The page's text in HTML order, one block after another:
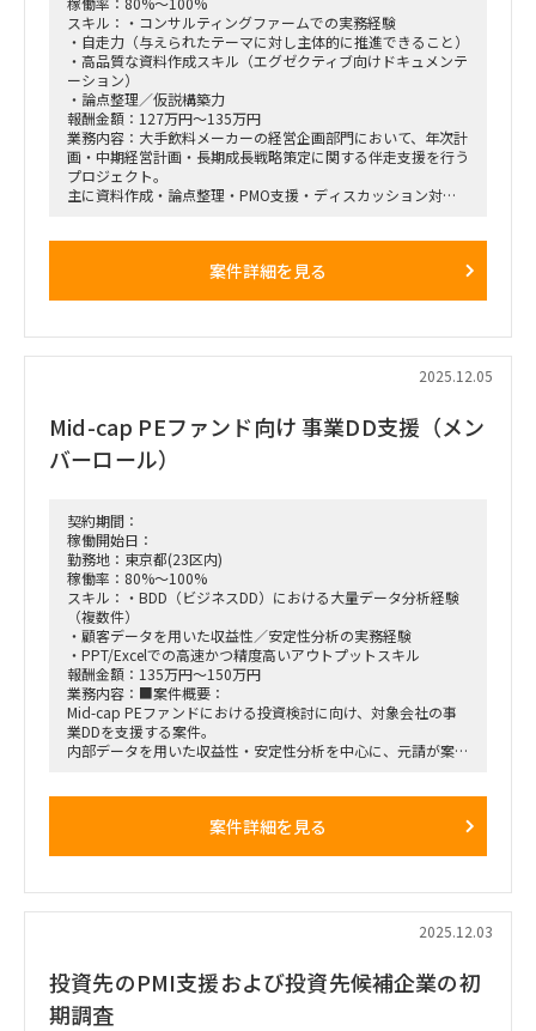
スキル：・コンサルティングファームでの実務経験
・自走力（与えられたテーマに対し主体的に推進できること）
・高品質な資料作成スキル（エグゼクティブ向けドキュメンテ
ーション）
・論点整理／仮説構築力
報酬金額：127万円～135万円
業務内容：大手飲料メーカーの経営企画部門において、年次計
画・中期経営計画・長期成長戦略策定に関する伴走支援を行う
プロジェクト。
主に資料作成・論点整理・PMO支援・ディスカッション対応
■体制：
クライアント経営企画部門＋外部支援メンバー（詳細未定）
■稼働率：
100％
■出社の仕方について：
都内エンドクライアントオフィスへ常駐（フル出社想定）
※関係構築後、リモート頻度増加の可能性あり
案件詳細を見る
2025.12.05
Mid-cap PEファンド向け 事業DD支援（メン
バーロール）
契約期間：
稼働開始日：
勤務地：東京都(23区内)
稼働率：80%～100%
スキル：・BDD（ビジネスDD）における大量データ分析経験
（複数件）
・顧客データを用いた収益性／安定性分析の実務経験
・PPT/Excelでの高速かつ精度高いアウトプットスキル
報酬金額：135万円～150万円
業務内容：■案件概要：
Mid-cap PEファンドにおける投資検討に向け、対象会社の事
業DDを支援する案件。
内部データを用いた収益性・安定性分析を中心に、元請が案件
（安西リードのもと実施）
■体制：
案件詳細を見る
2025.12.03
投資先のPMI支援および投資先候補企業の初
期調査